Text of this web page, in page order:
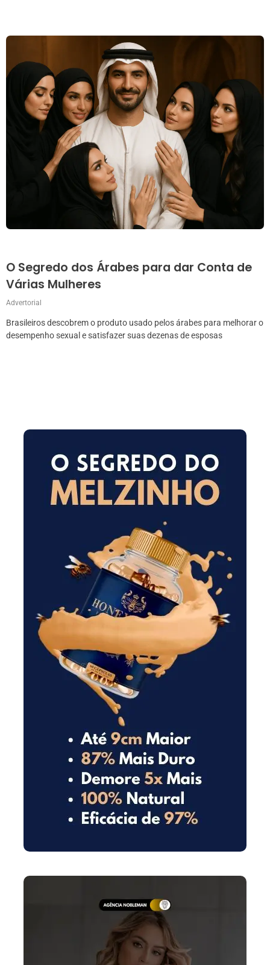
O Segredo dos Árabes para dar Conta de
Várias Mulheres
Advertorial
Brasileiros descobrem o produto usado pelos árabes para melhorar o
desempenho sexual e satisfazer suas dezenas de esposas